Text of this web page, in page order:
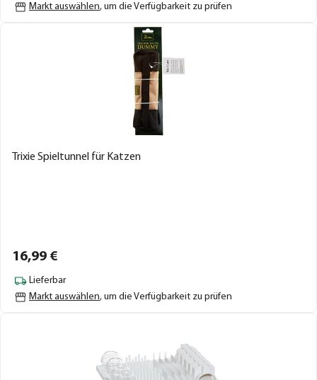
Markt auswählen, um die Verfügbarkeit zu prüfen
Trixie Spieltunnel für Katzen
16,99 €
Lieferbar
Markt auswählen, um die Verfügbarkeit zu prüfen